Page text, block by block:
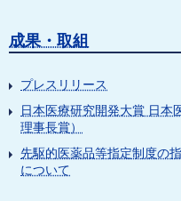
成果・取組
プレスリリース
日本医療研究開発大賞 日本
理事長賞）
先駆的医薬品等指定制度の
について